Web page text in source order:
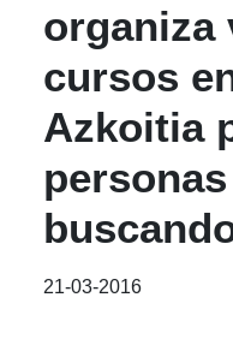
organiza
cursos
Azkoitia
21-03-2016